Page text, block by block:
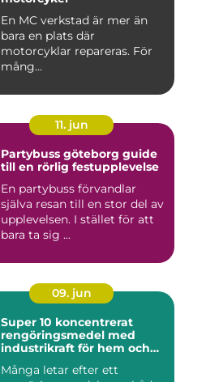
En MC verkstad är mer än
bara en plats där
motorcyklar repareras. För
mång...
11. jun
Partybuss göteborg guide
till en rörlig festupplevelse
En partybuss förvandlar
själva resan till en stor del av
upplevelsen. I stället för att
bara ta sig ...
09. jun
Super 10 koncentrerat
rengöringsmedel med
industrikraft för hem och
Många letar efter ett